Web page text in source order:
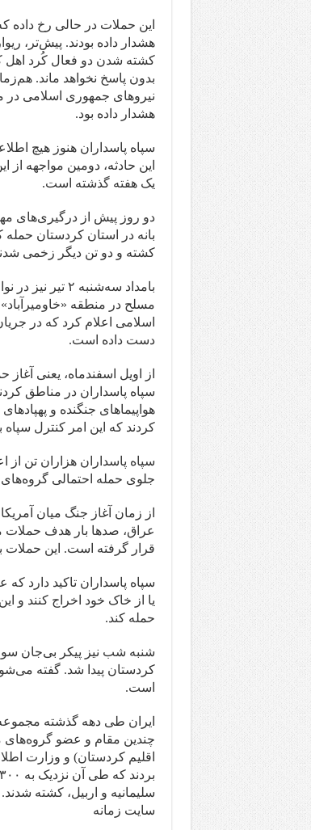
این حملات در حالی رخ داده
هشدار داده بودند. پیش‌تر،
کشته شدن دو فعال کُرد اهل
بدون پاسخ نخواهد ماند.
نیروهای جمهوری اسلامی در
هشدار داده بود.
سپاه پاسداران هنوز هیچ
این حادثه، دومین مواجهه
یک هفته گذشته است.
دو روز پیش از درگیری‌های
بانه در استان کردستان حمله
کشته و دو تن دیگر زخمی
بامداد
مسلح در منطقه
اسلامی اعلام کرد که در
دست داده است.
از اویل اسفندماه، یعنی
سپاه پاسداران در مناطق
هواپیماهای جنگنده‌ و
کردند که این امر کنترل
سپاه پاسداران هزاران تن
جلوی حمله احتمالی
از زمان آغاز جنگ میان
عراق، صدها بار هدف حملات
قرار گرفته است. این
سپاه پاسداران تاکید دارد
یا از خاک خود اخراج کنند و
حمله کند.
شنبه شب نیز پیکر بی‌جان
کردستان پیدا شد. گفته
است.
ایران طی دهه گذشته
چندین مقام و عضو گروه‌های
سلیمانیه و اربیل، کشته شدند.
سایت زمانه